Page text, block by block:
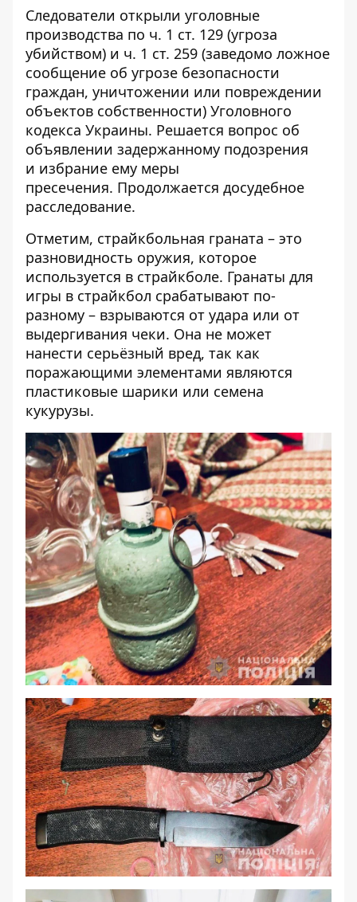
Следователи открыли уголовные
производства по ч. 1 ст. 129 (угроза
убийством) и ч. 1 ст. 259 (заведомо ложное
сообщение об угрозе безопасности
граждан, уничтожении или повреждении
объектов собственности) Уголовного
кодекса Украины. Решается вопрос об
объявлении задержанному подозрения
и избрание ему меры
пресечения. Продолжается досудебное
расследование.
Отметим, страйкбольная граната – это
разновидность оружия, которое
используется в страйкболе. Гранаты для
игры в страйкбол срабатывают по-
разному – взрываются от удара или от
выдергивания чеки. Она не может
нанести серьёзный вред, так как
поражающими элементами являются
пластиковые шарики или семена
кукурузы.